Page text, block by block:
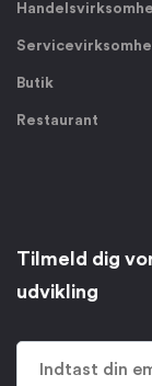
Butik
Restaurant
Tilmeld dig
udvikling